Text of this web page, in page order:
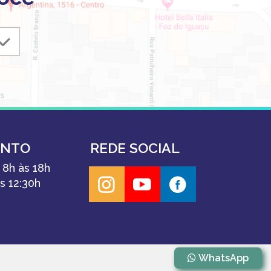
WhatsApp
às 18h
12:30h
REDE SOCIAL